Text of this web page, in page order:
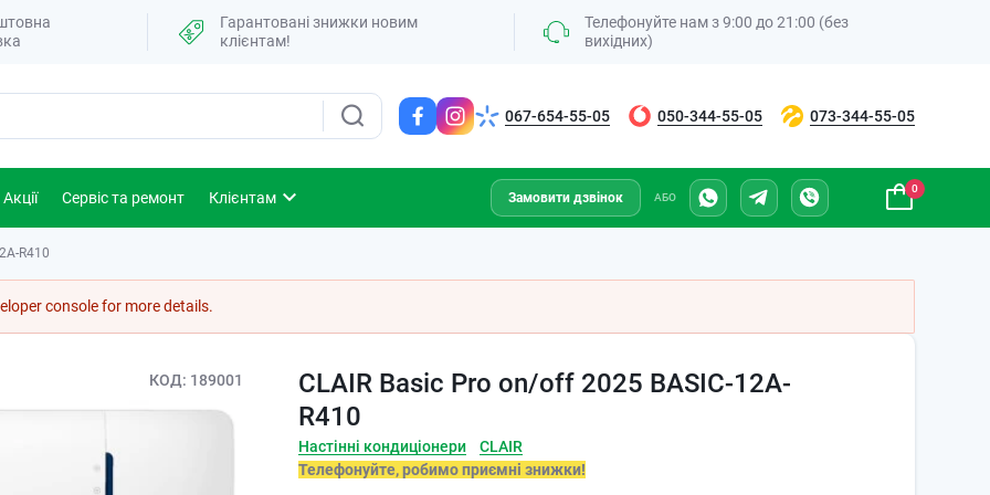
Гарантовані знижки новим
клієнтам!
Телефонуйте нам з 9:00 до 21:00 (без
вихідних)
067-654-55-05 050-344-55-05 073-344-55-05
Акції Сервіс та ремонт Клієнтам Замовити дзвінок АБО
0
R410
console for more details.
КОД 189001
CLAIR Basic Pro on/off 2025 BASIC-12A-
R410
Настінні кондиціонери
CLAIR
Телефонуйте, робимо приємні знижки!